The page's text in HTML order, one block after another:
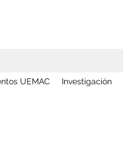
UEMAC Investigación